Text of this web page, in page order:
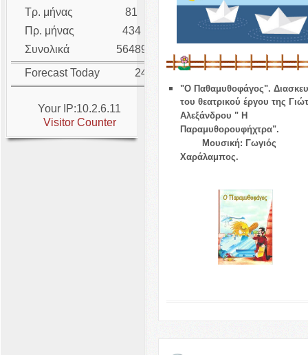
Τρ. μήνας
Πρ. μήνας
Συνολικά
81
434
56489
Forecast Today
24
Your IP:10.2.6.11
Visitor Counter
"Ο Παθαμυθοφάγος".
του θεατρικού έργου της
Αλεξάνδρου " Η
Μουσική: Γωγιός
Χαράλαμπος.